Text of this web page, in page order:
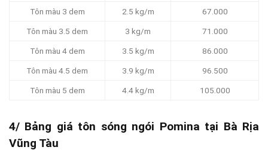
Tôn màu 3 dem 2.5 kg/m 67.000
Tôn màu 3.5 dem 3 kg/m 71.000
Tôn màu 4 dem 3.5 kg/m 86.000
Tôn màu 4.5 dem 3.9 kg/m 96.500
Tôn màu 5 dem 4.4 kg/m 105.000
4/ Bảng giá tôn sóng ngói Pomina tại Bà Rịa
Vũng Tàu